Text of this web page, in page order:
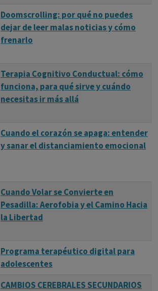
Doomscrolling: por qué no puedes
dejar de leer malas noticias y cómo
frenarlo
Terapia Cognitivo Conductual: cómo
funciona, para qué sirve y cuándo
necesitas ir más allá
Cuando el corazón se apaga: entender
y sanar el distanciamiento emocional
Cuando Volar se Convierte en
Pesadilla: Aerofobia y el Camino Hacia
la Libertad
Programa terapéutico digital para
adolescentes
CAMBIOS CEREBRALES SECUNDARIOS